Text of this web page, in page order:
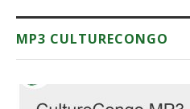
MP3 CULTURECONGO